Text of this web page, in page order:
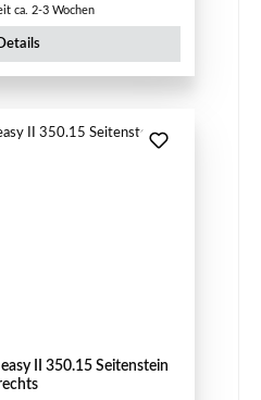
ca. 2-3 Wochen
Details
II 350.15 Seitenstein